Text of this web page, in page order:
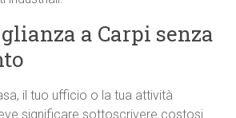
a Carpi senza
il tuo ufficio o la tua attività
significare sottoscrivere costosi